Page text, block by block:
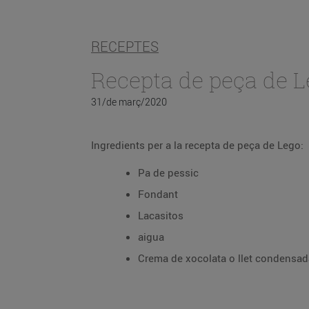
RECEPTES
Recepta de peça de
31/de març/2020
Ingredients per a la recepta de peça de Lego:
Pa de pessic
Fondant
Lacasitos
aigua
Crema de xocolata o llet